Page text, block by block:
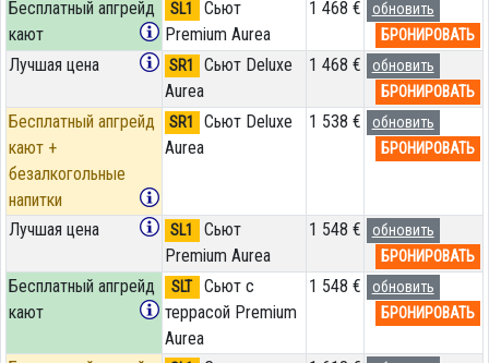
Бесплатный апгрейд
кают
SL1
Сьют
Premium Aurea
1 468 €
обновить
БРОНИРОВАТЬ
Лучшая цена SR1
Сьют Deluxe
Aurea
1 468 €
обновить
БРОНИРОВАТЬ
Бесплатный апгрейд
кают +
безалкогольные
напитки
SR1
Сьют Deluxe
Aurea
1 538 €
обновить
БРОНИРОВАТЬ
Лучшая цена SL1
Сьют
Premium Aurea
1 548 €
обновить
БРОНИРОВАТЬ
Бесплатный апгрейд
кают
SLT
Сьют с
террасой Premium
Aurea
1 548 €
обновить
БРОНИРОВАТЬ